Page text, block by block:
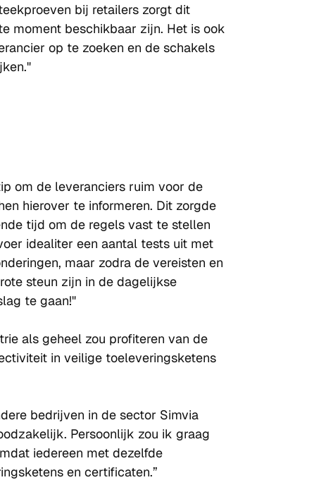
bij retailers zorgt dit
moment beschikbaar zijn. Het is ook
op te zoeken en de schakels
om de leveranciers ruim voor de
hierover te informeren. Dit zorgde
tijd om de regels vast te stellen
idealiter een aantal tests uit met
maar zodra de vereisten en
steun zijn in de dagelijkse
te gaan!"
als geheel zou profiteren van de
in veilige toeleveringsketens
bedrijven in de sector Simvia
Persoonlijk zou ik graag
iedereen met dezelfde
en certificaten.”